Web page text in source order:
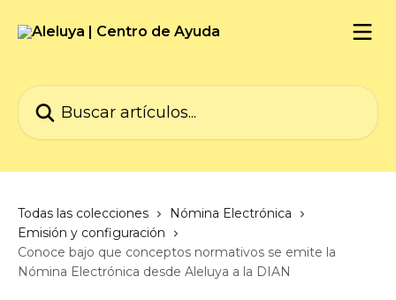
Buscar artículos...
Todas las colecciones
Nómina Electrónica
Emisión y configuración
Conoce bajo que conceptos normativos se emite la
Nómina Electrónica desde Aleluya a la DIAN